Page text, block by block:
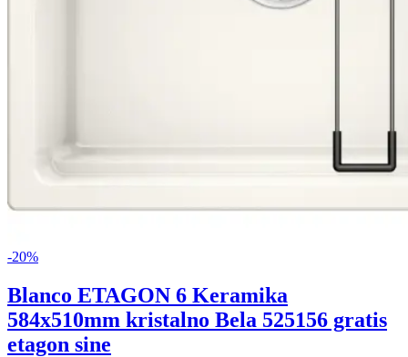
-20%
Blanco ETAGON 6 Keramika
584x510mm kristalno Bela 525156 gratis
etagon sine